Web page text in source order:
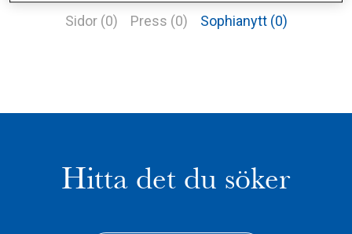
Sidor (0) Press (0) Sophianytt (0)
Hitta det du söker